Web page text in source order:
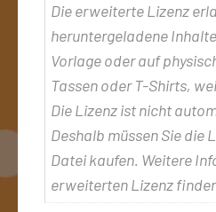
Die erweiterte Lizenz
heruntergeladene
Vorlage oder auf
Tassen oder T-Shirts,
Die Lizenz ist nicht
Deshalb müssen Sie die
Datei kaufen. Weitere
erweiterten Lizenz